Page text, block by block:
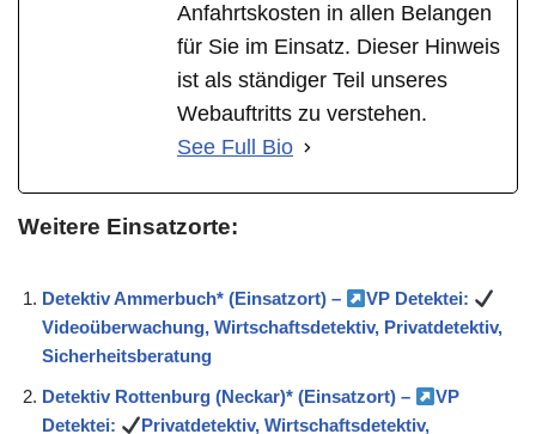
Anfahrtskosten in allen Belangen
für Sie im Einsatz. Dieser Hinweis
ist als ständiger Teil unseres
Webauftritts zu verstehen.
See Full Bio
Weitere Einsatzorte:
Detektiv Ammerbuch* (Einsatzort) –
VP Detektei:
Videoüberwachung, Wirtschaftsdetektiv, Privatdetektiv,
Sicherheitsberatung
Detektiv Rottenburg (Neckar)* (Einsatzort) –
VP
Detektei:
Privatdetektiv, Wirtschaftsdetektiv,